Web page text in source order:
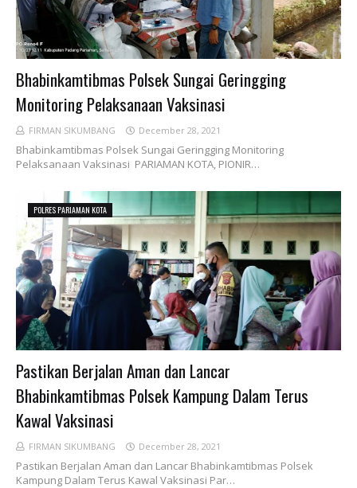
Bhabinkamtibmas Polsek Sungai Geringging
Monitoring Pelaksanaan Vaksinasi
FIRMAN SIKUMBANG December 28, 2021
Bhabinkamtibmas Polsek Sungai Geringging Monitoring
Pelaksanaan Vaksinasi PARIAMAN KOTA, PIONIR…
POLRES PARIAMAN KOTA
Pastikan Berjalan Aman dan Lancar
Bhabinkamtibmas Polsek Kampung Dalam Terus
Kawal Vaksinasi
FIRMAN SIKUMBANG December 28, 2021
Pastikan Berjalan Aman dan Lancar Bhabinkamtibmas Polsek
Kampung Dalam Terus Kawal Vaksinasi Par…